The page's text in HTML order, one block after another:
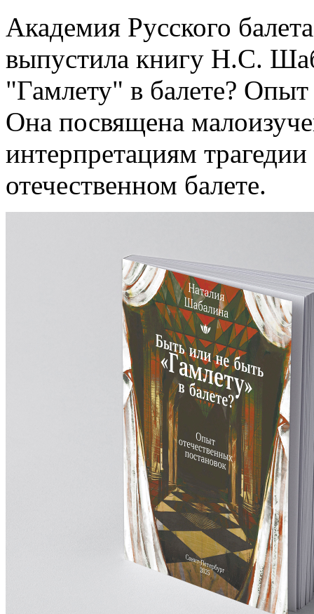
Академия Русского
выпустила книгу Н.С.
"Гамлету" в балете?
Она посвящена
интерпретациям
отечественном балете.